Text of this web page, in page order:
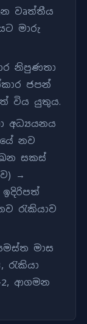
වෘත්තීය
මාරු
නිපුණතා
ජපන්
විය යුතුය.
අධ්‍යයනය
නව
සකස්
→
රැකියාව
මාස
රැකියා
ආගමන